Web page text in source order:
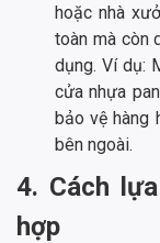
hoặc nhà
toàn mà còn
dụng. Ví dụ:
cửa nhựa
bảo vệ hàng
bên ngoài.
4. Cách
hợp